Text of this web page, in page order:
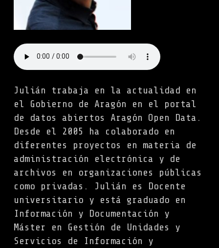
Julián trabaja en la actualidad en
el Gobierno de Aragón en el portal
de datos abiertos Aragón Open Data.
Desde el 2005 ha colaborado en
diferentes proyectos en materia de
administración electrónica y de
archivos en organizaciones públicas
como privadas. Julián es Docente
universitario y está graduado en
Información y Documentación y
Máster en Gestión de Unidades y
Servicios de Información y